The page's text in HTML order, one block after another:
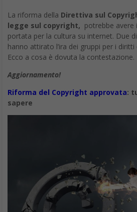
La riforma della Direttiva sul
legge sul copyright, potrebbe avere
portata per la cultura su internet. Due
hanno attirato l’ira dei gruppi per i
Ecco a cosa è dovuta la contestazione.
Aggiornamento!
Riforma del Copyright approvata:
sapere